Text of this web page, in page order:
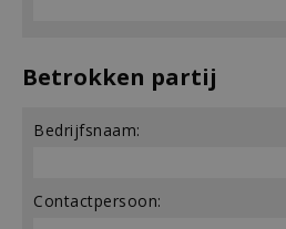
Betrokken partij
Bedrijfsnaam:
Contactpersoon: